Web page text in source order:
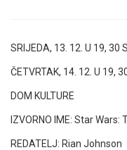
SRIJEDA, 13. 12. U 19,
ČETVRTAK, 14. 12. U 19,
DOM KULTURE
IZVORNO IME: Star Wars:
REDATELJ: Rian Johnson